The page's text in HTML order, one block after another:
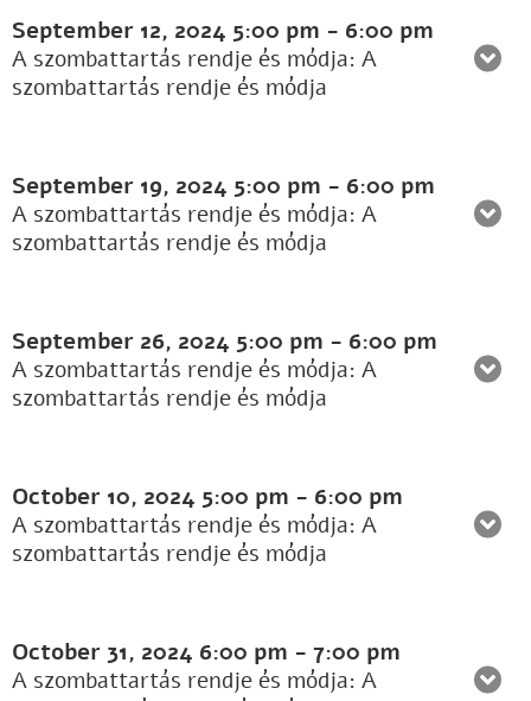
September 12, 2024 5:00 pm - 6:00 pm
A szombattartás rendje és módja: A
szombattartás rendje és módja
September 19, 2024 5:00 pm - 6:00 pm
A szombattartás rendje és módja: A
szombattartás rendje és módja
September 26, 2024 5:00 pm - 6:00 pm
A szombattartás rendje és módja: A
szombattartás rendje és módja
October 10, 2024 5:00 pm - 6:00 pm
A szombattartás rendje és módja: A
szombattartás rendje és módja
October 31, 2024 6:00 pm - 7:00 pm
A szombattartás rendje és módja: A